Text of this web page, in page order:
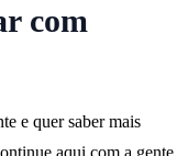
com
e quer saber mais